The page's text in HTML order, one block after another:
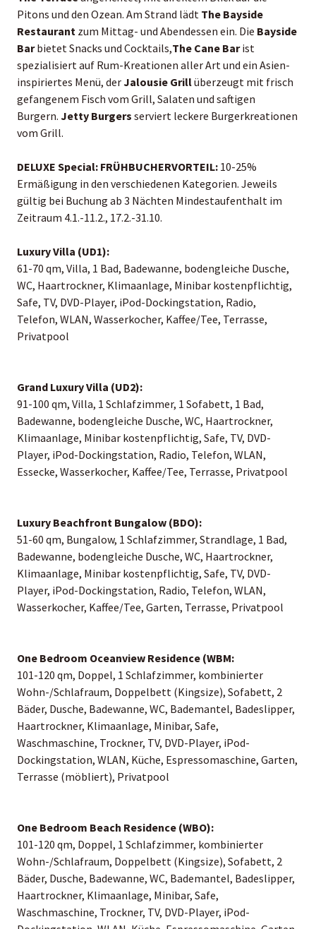
Pitons und den Ozean. Am Strand lädt The Bayside
Restaurant zum Mittag- und Abendessen ein. Die Bayside
Barbietet Snacks und Cocktails,The Cane Barist
spezialisiert auf Rum-Kreationen aller Art und ein Asien-
inspiriertes Menü, derJalousie Grillüberzeugt mit frisch
gefangenem Fisch vom Grill, Salaten und saftigen
Burgern. Jetty Burgers serviert leckere Burgerkreationen
vom Grill.
DELUXE Special: FRÜHBUCHERVORTEIL: 10-25%
Ermäßigung in den verschiedenen Kategorien. Jeweils
gültig bei Buchung ab 3 Nächten Mindestaufenthalt im
Zeitraum 4.1.-11.2., 17.2.-31.10.
Luxury Villa (UD1):
61-70 qm, Villa, 1 Bad, Badewanne, bodengleiche Dusche,
WC, Haartrockner, Klimaanlage, Minibar kostenpflichtig,
Safe, TV, DVD-Player, iPod-Dockingstation, Radio,
Telefon, WLAN, Wasserkocher, Kaffee/Tee, Terrasse,
Privatpool
Grand Luxury Villa (UD2):
91-100 qm, Villa, 1 Schlafzimmer, 1 Sofabett, 1 Bad,
Badewanne, bodengleiche Dusche, WC, Haartrockner,
Klimaanlage, Minibar kostenpflichtig, Safe, TV, DVD-
Player, iPod-Dockingstation, Radio, Telefon, WLAN,
Essecke, Wasserkocher, Kaffee/Tee, Terrasse, Privatpool
Luxury Beachfront Bungalow (BDO):
51-60 qm, Bungalow, 1 Schlafzimmer, Strandlage, 1 Bad,
Badewanne, bodengleiche Dusche, WC, Haartrockner,
Klimaanlage, Minibar kostenpflichtig, Safe, TV, DVD-
Player, iPod-Dockingstation, Radio, Telefon, WLAN,
Wasserkocher, Kaffee/Tee, Garten, Terrasse, Privatpool
One Bedroom Oceanview Residence (WBM:
101-120 qm, Doppel, 1 Schlafzimmer, kombinierter
Wohn-/Schlafraum, Doppelbett (Kingsize), Sofabett, 2
Bäder, Dusche, Badewanne, WC, Bademantel, Badeslipper,
Haartrockner, Klimaanlage, Minibar, Safe,
Waschmaschine, Trockner, TV, DVD-Player, iPod-
Dockingstation, WLAN, Küche, Espressomaschine, Garten,
Terrasse (möbliert), Privatpool
One Bedroom Beach Residence (WBO):
101-120 qm, Doppel, 1 Schlafzimmer, kombinierter
Wohn-/Schlafraum, Doppelbett (Kingsize), Sofabett, 2
Bäder, Dusche, Badewanne, WC, Bademantel, Badeslipper,
Haartrockner, Klimaanlage, Minibar, Safe,
Waschmaschine, Trockner, TV, DVD-Player, iPod-